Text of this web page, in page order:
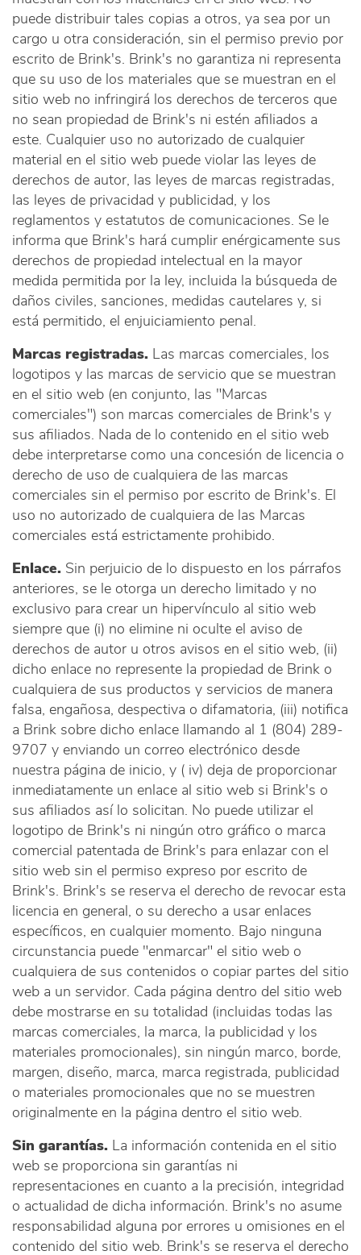
puede distribuir tales copias a otros, ya sea por un
cargo u otra consideración, sin el permiso previo por
escrito de Brink's. Brink's no garantiza ni representa
que su uso de los materiales que se muestran en el
sitio web no infringirá los derechos de terceros que
no sean propiedad de Brink's ni estén afiliados a
este. Cualquier uso no autorizado de cualquier
material en el sitio web puede violar las leyes de
derechos de autor, las leyes de marcas registradas,
las leyes de privacidad y publicidad, y los
reglamentos y estatutos de comunicaciones. Se le
informa que Brink's hará cumplir enérgicamente sus
derechos de propiedad intelectual en la mayor
medida permitida por la ley, incluida la búsqueda de
daños civiles, sanciones, medidas cautelares y, si
está permitido, el enjuiciamiento penal.
Marcas registradas. Las marcas comerciales, los
logotipos y las marcas de servicio que se muestran
en el sitio web (en conjunto, las "Marcas
comerciales") son marcas comerciales de Brink's y
sus afiliados. Nada de lo contenido en el sitio web
debe interpretarse como una concesión de licencia o
derecho de uso de cualquiera de las marcas
comerciales sin el permiso por escrito de Brink's. El
uso no autorizado de cualquiera de las Marcas
comerciales está estrictamente prohibido.
Enlace. Sin perjuicio de lo dispuesto en los párrafos
anteriores, se le otorga un derecho limitado y no
exclusivo para crear un hipervínculo al sitio web
siempre que (i) no elimine ni oculte el aviso de
derechos de autor u otros avisos en el sitio web, (ii)
dicho enlace no represente la propiedad de Brink o
cualquiera de sus productos y servicios de manera
falsa, engañosa, despectiva o difamatoria, (iii) notifica
a Brink sobre dicho enlace llamando al 1 (804) 289-
9707 y enviando un correo electrónico desde
nuestra página de inicio, y ( iv) deja de proporcionar
inmediatamente un enlace al sitio web si Brink's o
sus afiliados así lo solicitan. No puede utilizar el
logotipo de Brink's ni ningún otro gráfico o marca
comercial patentada de Brink's para enlazar con el
sitio web sin el permiso expreso por escrito de
Brink's. Brink's se reserva el derecho de revocar esta
licencia en general, o su derecho a usar enlaces
específicos, en cualquier momento. Bajo ninguna
circunstancia puede "enmarcar" el sitio web o
cualquiera de sus contenidos o copiar partes del sitio
web a un servidor. Cada página dentro del sitio web
debe mostrarse en su totalidad (incluidas todas las
marcas comerciales, la marca, la publicidad y los
materiales promocionales), sin ningún marco, borde,
margen, diseño, marca, marca registrada, publicidad
o materiales promocionales que no se muestren
originalmente en la página dentro el sitio web.
Sin garantías. La información contenida en el sitio
web se proporciona sin garantías ni
representaciones en cuanto a la precisión, integridad
o actualidad de dicha información. Brink's no asume
responsabilidad alguna por errores u omisiones en el
contenido del sitio web. Brink's se reserva el derecho